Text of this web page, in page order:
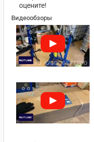
оцените!
Видеообзоры